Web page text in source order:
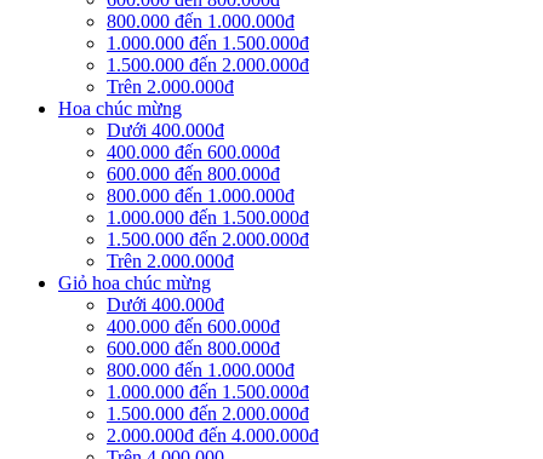
800.000 đến 1.000.000đ
1.000.000 đến 1.500.000đ
1.500.000 đến 2.000.000đ
Trên 2.000.000đ
Hoa chúc mừng
Dưới 400.000đ
400.000 đến 600.000đ
600.000 đến 800.000đ
800.000 đến 1.000.000đ
1.000.000 đến 1.500.000đ
1.500.000 đến 2.000.000đ
Trên 2.000.000đ
Giỏ hoa chúc mừng
Dưới 400.000đ
400.000 đến 600.000đ
600.000 đến 800.000đ
800.000 đến 1.000.000đ
1.000.000 đến 1.500.000đ
1.500.000 đến 2.000.000đ
2.000.000đ đến 4.000.000đ